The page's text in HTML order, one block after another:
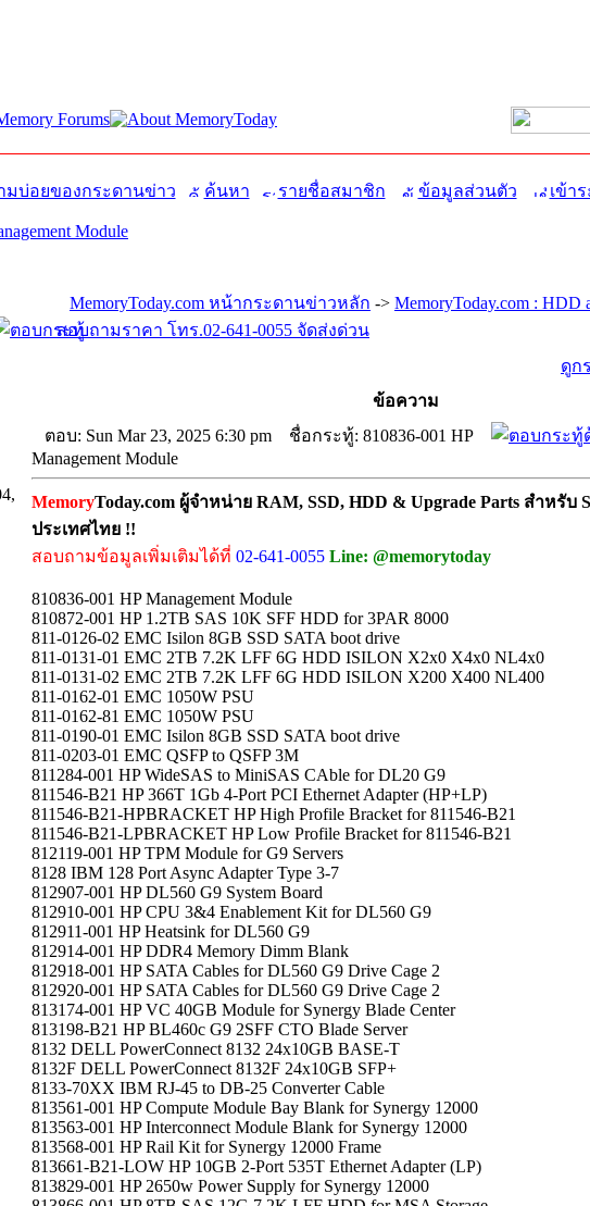
มบ่อยของกระดานข่าว ค้นหา รายชื่อสมาชิก ข้อมูลส่วนตัว เข้า
Module
MemoryToday.com หน้ากระดานข่าวหลัก -> MemoryToday.com : HDD
สอบถามราคา โทร.02-641-0055 จัดส่งด่วน
ดูก
ข้อความ
ตอบ: Sun Mar 23, 2025 6:30 pm
ชื่อกระทู้: 810836-001 HP
Management Module
MemoryToday.com ผู้จำหน่าย RAM, SSD, HDD & Upgrade Parts สำหรับ
ประเทศไทย !!
สอบถามข้อมูลเพิ่มเติมได้ที่ 02-641-0055 Line: @memorytoday
810836-001 HP Management Module
810872-001 HP 1.2TB SAS 10K SFF HDD for 3PAR 8000
811-0126-02 EMC Isilon 8GB SSD SATA boot drive
811-0131-01 EMC 2TB 7.2K LFF 6G HDD ISILON X2x0 X4x0 NL4x0
811-0131-02 EMC 2TB 7.2K LFF 6G HDD ISILON X200 X400 NL400
811-0162-01 EMC 1050W PSU
811-0162-81 EMC 1050W PSU
811-0190-01 EMC Isilon 8GB SSD SATA boot drive
811-0203-01 EMC QSFP to QSFP 3M
811284-001 HP WideSAS to MiniSAS CAble for DL20 G9
811546-B21 HP 366T 1Gb 4-Port PCI Ethernet Adapter (HP+LP)
811546-B21-HPBRACKET HP High Profile Bracket for 811546-B21
811546-B21-LPBRACKET HP Low Profile Bracket for 811546-B21
812119-001 HP TPM Module for G9 Servers
8128 IBM 128 Port Async Adapter Type 3-7
812907-001 HP DL560 G9 System Board
812910-001 HP CPU 3&4 Enablement Kit for DL560 G9
812911-001 HP Heatsink for DL560 G9
812914-001 HP DDR4 Memory Dimm Blank
812918-001 HP SATA Cables for DL560 G9 Drive Cage 2
812920-001 HP SATA Cables for DL560 G9 Drive Cage 2
813174-001 HP VC 40GB Module for Synergy Blade Center
813198-B21 HP BL460c G9 2SFF CTO Blade Server
8132 DELL PowerConnect 8132 24x10GB BASE-T
8132F DELL PowerConnect 8132F 24x10GB SFP+
8133-70XX IBM RJ-45 to DB-25 Converter Cable
813561-001 HP Compute Module Bay Blank for Synergy 12000
813563-001 HP Interconnect Module Blank for Synergy 12000
813568-001 HP Rail Kit for Synergy 12000 Frame
813661-B21-LOW HP 10GB 2-Port 535T Ethernet Adapter (LP)
813829-001 HP 2650w Power Supply for Synergy 12000